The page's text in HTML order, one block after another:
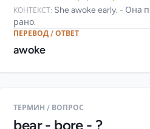
КОНТЕКСТ: She awoke early. - Она
рано.
ПЕРЕВОД / ОТВЕТ
awoke
ТЕРМИН / ВОПРОС
bear - bore - ?